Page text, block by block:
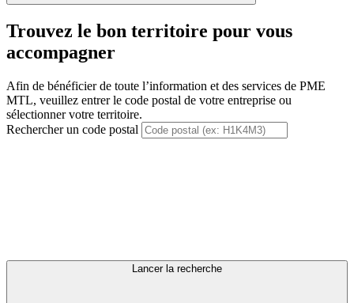
Trouvez le bon territoire pour vous
accompagner
Afin de bénéficier de toute l’information et des services de PME
MTL, veuillez entrer le code postal de votre entreprise ou
sélectionner votre territoire.
Rechercher un code postal
Lancer la recherche